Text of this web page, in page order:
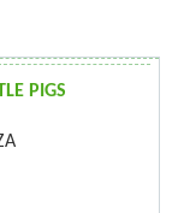
PIGS